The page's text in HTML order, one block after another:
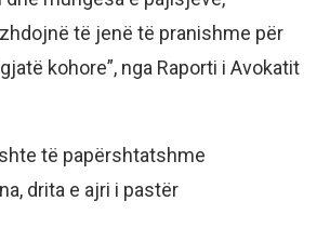
të jenë të pranishme për
kohore”, nga Raporti i Avokatit
të papërshtatshme
drita e ajri i pastër